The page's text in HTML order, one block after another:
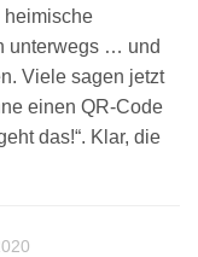
heimische
unterwegs … und
Viele sagen jetzt
einen QR-Code
das!“. Klar, die